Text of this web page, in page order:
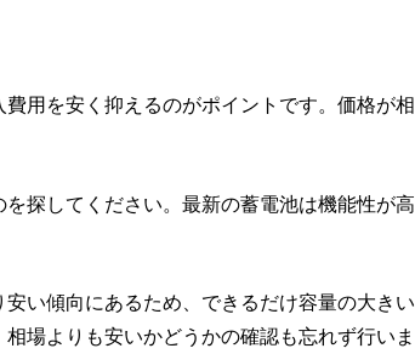
用を安く抑えるのがポイントです。価格が相
探してください。最新の蓄電池は機能性が高
い傾向にあるため、できるだけ容量の大きい
場よりも安いかどうかの確認も忘れず行いま